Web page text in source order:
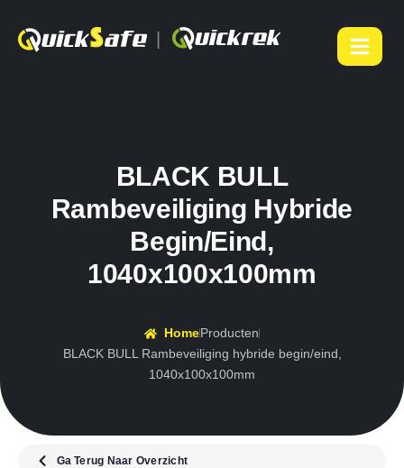
BLACK BULL
Rambeveiliging Hybride
Begin/eind,
1040x100x100mm
HomeProducten
BLACK BULL Rambeveiliging hybride begin/eind,
1040x100x100mm
Ga Terug Naar Overzicht